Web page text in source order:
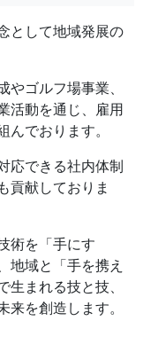
として地域発展の
ゴルフ場事業、
活動を通じ、雇用
でおります。
応できる社内体制
貢献しておりま
術を「手にす
地域と「手を携え
まれる技と技、
を創造します。